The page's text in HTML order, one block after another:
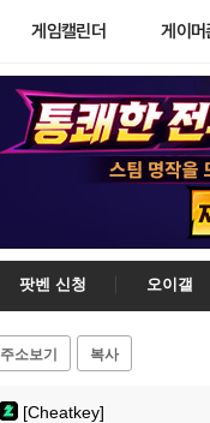
게임캘린더 게이머
팟벤 신청 오이갤
주소보기 복사
[Cheatkey]